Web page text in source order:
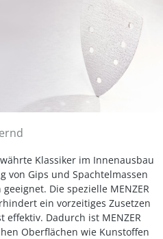
Klassiker im Innenausbau
von Gips und Spachtelmassen
Die spezielle MENZER
ein vorzeitiges Zusetzen
Dadurch ist MENZER
Oberflächen wie Kunstoffen